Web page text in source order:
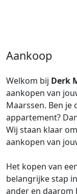
Aankoop
Welkom bij Derk
aankopen van
Maarssen. Ben je
appartement?
Wij staan klaar
aankopen van
Het kopen van
belangrijke stap
ander en daarom